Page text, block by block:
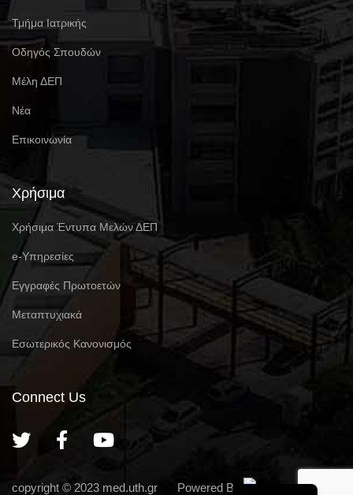
Τμήμα Ιατρικής
Οδηγός Σπουδών
Μέλη ΔΕΠ
Νέα
Επικοινωνία
Χρήσιμα
Χρήσιμα Έντυπα Μελών ΔΕΠ
e-Υπηρεσίες
Eγγραφές Πρωτοετών
Μεταπτυχιακά
Εσωτερικός Κανονισμός
Connect Us
copyright © 2023 med.uth.gr Powered By